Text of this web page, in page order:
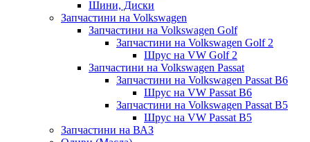
Шини, Диски
Запчастини на Volkswagen
Запчастини на Volkswagen Golf
Запчастини на Volkswagen Golf 2
Шрус на VW Golf 2
Запчастини на Volkswagen Passat
Запчастини на Volkswagen Passat B6
Шрус на VW Passat B6
Запчастини на Volkswagen Passat B5
Шрус на VW Passat B5
Запчастини на ВАЗ